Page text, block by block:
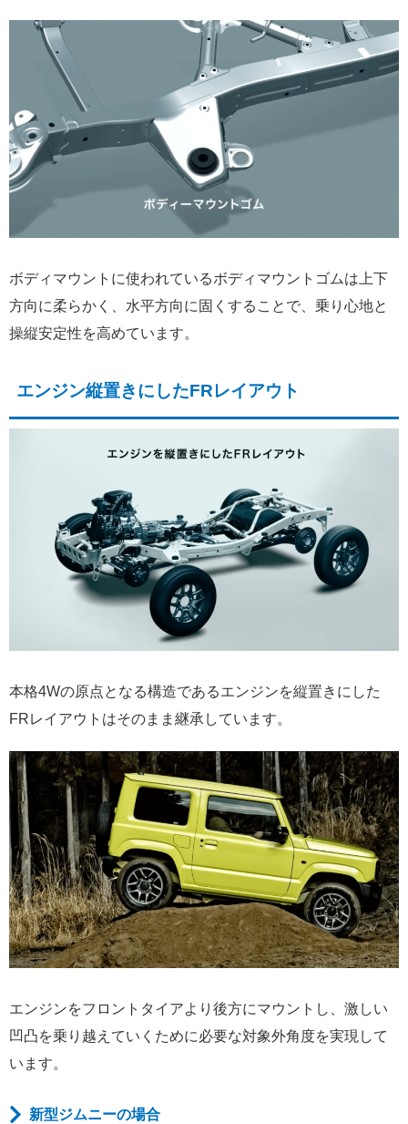
ボディマウントに使われているボディマウントゴムは上下
方向に柔らかく、水平方向に固くすることで、乗り心地と
操縦安定性を高めています。
エンジン縦置きにしたFRレイアウト
本格4Wの原点となる構造であるエンジンを縦置きにした
FRレイアウトはそのまま継承しています。
エンジンをフロントタイアより後方にマウントし、激しい
凹凸を乗り越えていくために必要な対象外角度を実現して
います。
新型ジムニーの場合